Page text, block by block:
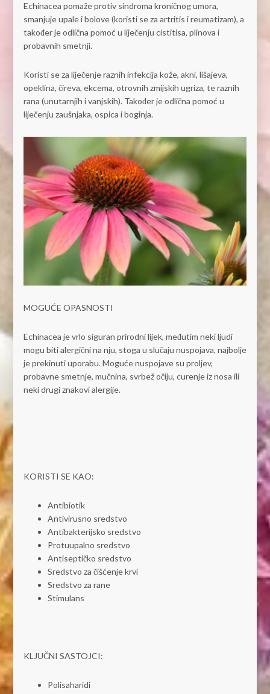
Echinacea pomaže protiv sindroma kroničnog umora,
smanjuje upale i bolove (koristi se za artritis i reumatizam), a
također je odlična pomoć u liječenju cistitisa, plinova i
probavnih smetnji.
Koristi se za liječenje raznih infekcija kože, akni, lišajeva,
opeklina, čireva, ekcema, otrovnih zmijskih ugriza, te raznih
rana (unutarnjih i vanjskih). Također je odlična pomoć u
liječenju zaušnjaka, ospica i boginja.
MOGUĆE OPASNOSTI
Echinacea je vrlo siguran prirodni lijek, međutim neki ljudi
mogu biti alergični na nju, stoga u slučaju nuspojava, najbolje
je prekinuti uporabu. Moguće nuspojave su proljev,
probavne smetnje, mučnina, svrbež očiju, curenje iz nosa ili
neki drugi znakovi alergije.
KORISTI SE KAO:
Antibiotik
Antivirusno sredstvo
Antibakterijsko sredstvo
Protuupalno sredstvo
Antiseptičko sredstvo
Sredstvo za čišćenje krvi
Sredstvo za rane
Stimulans
KLJUČNI SASTOJCI:
Polisaharidi